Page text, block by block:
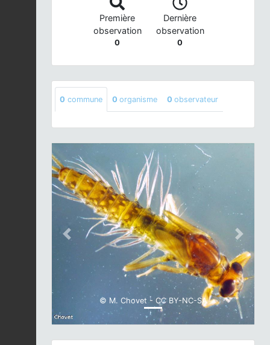
Première
observation
0
Dernière
observation
0
0 commune 0 organisme 0 observateur
© M. Chovet - CC BY-NC-SA
Previous Next